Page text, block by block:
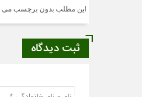
این مطلب بدون برچسب می
ثبت دیدگاه